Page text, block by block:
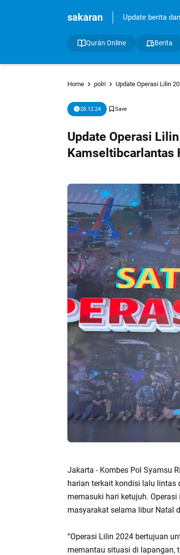
sakaran Update berita
Qurán Online Berita
Home polri Update Operasi Lilin
28.12.24
Update Operasi
Kamseltibcarlantas
Jakarta - Kombes Pol Syamsu
harian terkait kondisi lalu lintas
memasuki hari ketujuh.
masyarakat selama libur Natal
“Operasi Lilin 2024 bertujuan
memantau situasi di lapangan,